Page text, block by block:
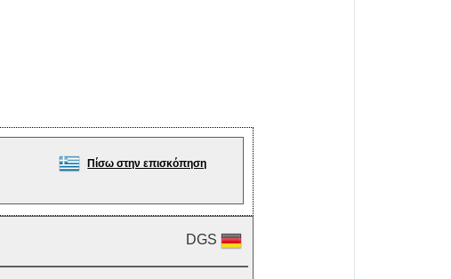
Πίσω στην επισκόπηση
DGS